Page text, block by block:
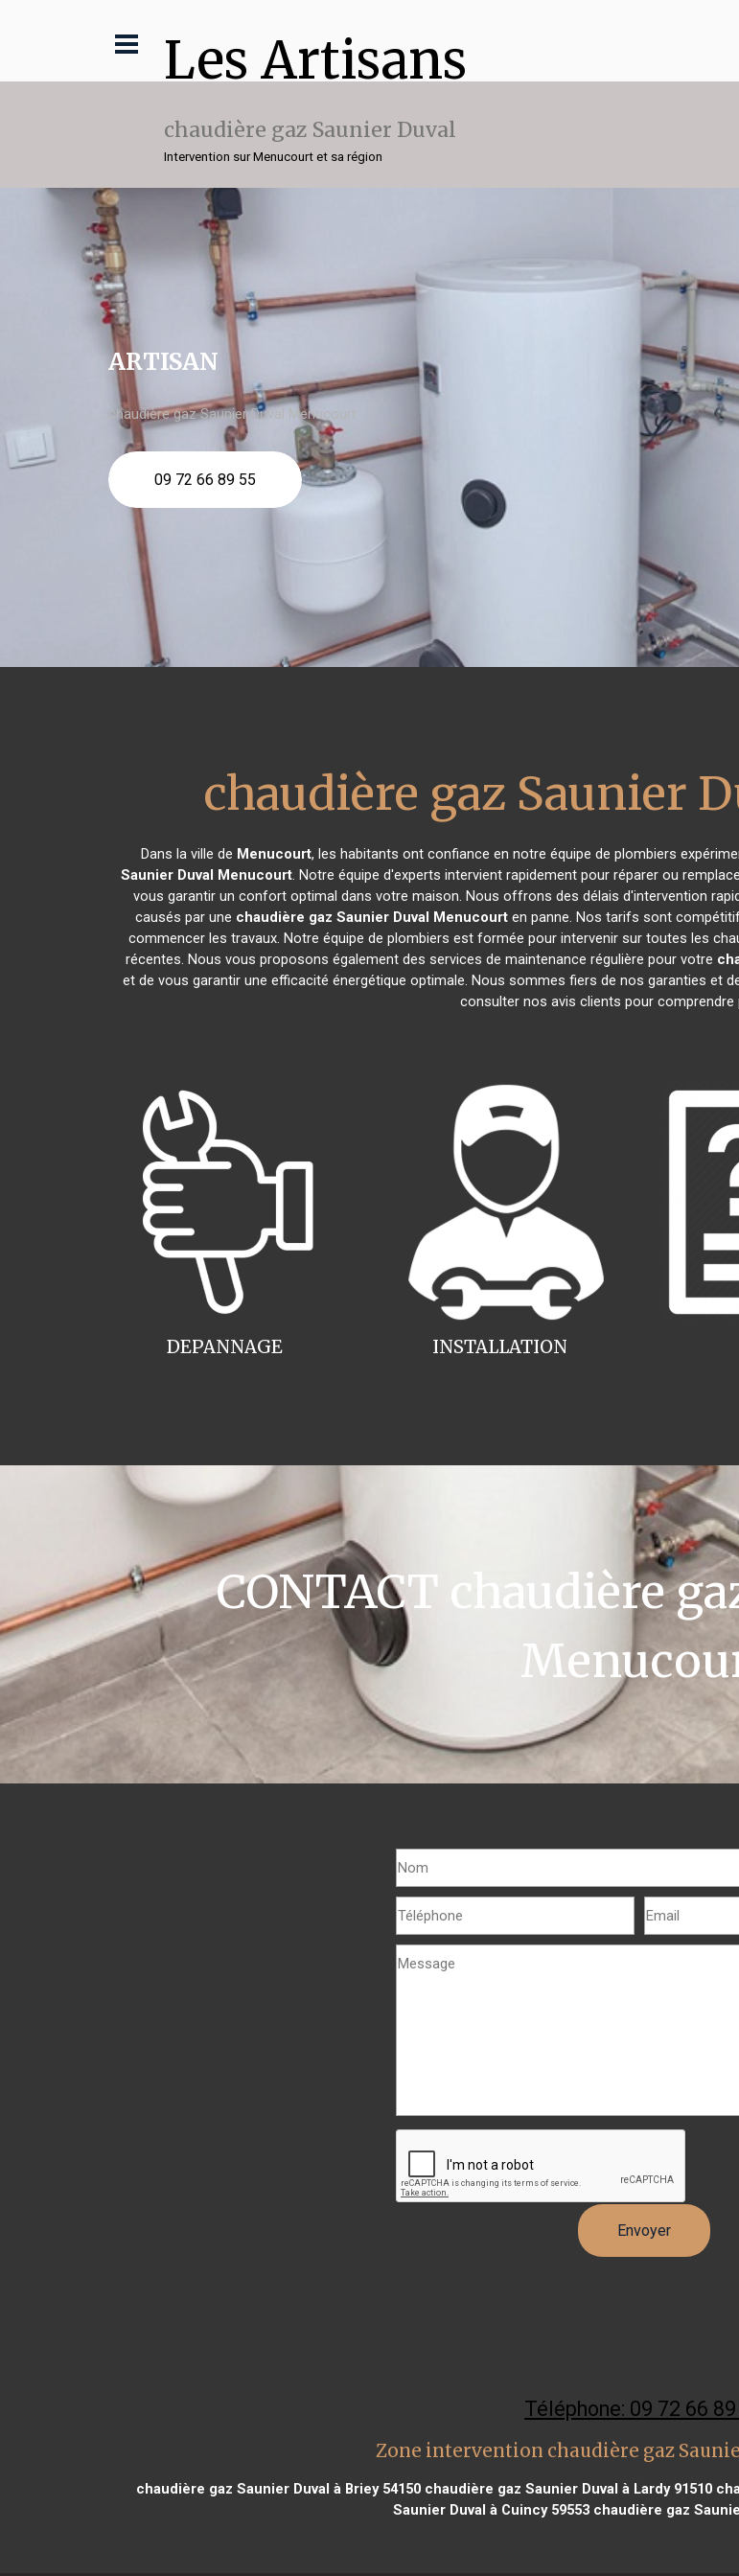
Les Artisans
chaudière gaz Saunier Duval
Intervention sur Menucourt et sa région
ARTISAN
chaudière gaz Saunier Duval Menucourt
09 72 66 89 55
chaudière gaz Saunier
Dans la ville de Menucourt, les habitants ont confiance en notre équipe de plombiers
Saunier Duval Menucourt. Notre équipe d'experts intervient rapidement pour réparer ou
vous garantir un confort optimal dans votre maison. Nous offrons des délais d'intervention
causés par une chaudière gaz Saunier Duval Menucourt en panne. Nos tarifs sont
commencer les travaux. Notre équipe de plombiers est formée pour intervenir sur toutes les
récentes. Nous vous proposons également des services de maintenance régulière pour votre
et de vous garantir une efficacité énergétique optimale. Nous sommes fiers de nos garanties et
consulter nos avis clients pour comprendre
INSTALLATION
DEPANNAGE
CONTACT chaudière
Téléphone: 09 72 66
Zone intervention chaudière gaz
chaudière gaz Saunier Duval à Briey 54150 chaudière gaz Saunier Duval à Lardy 91510
Saunier Duval à Cuincy 59553chaudière gaz